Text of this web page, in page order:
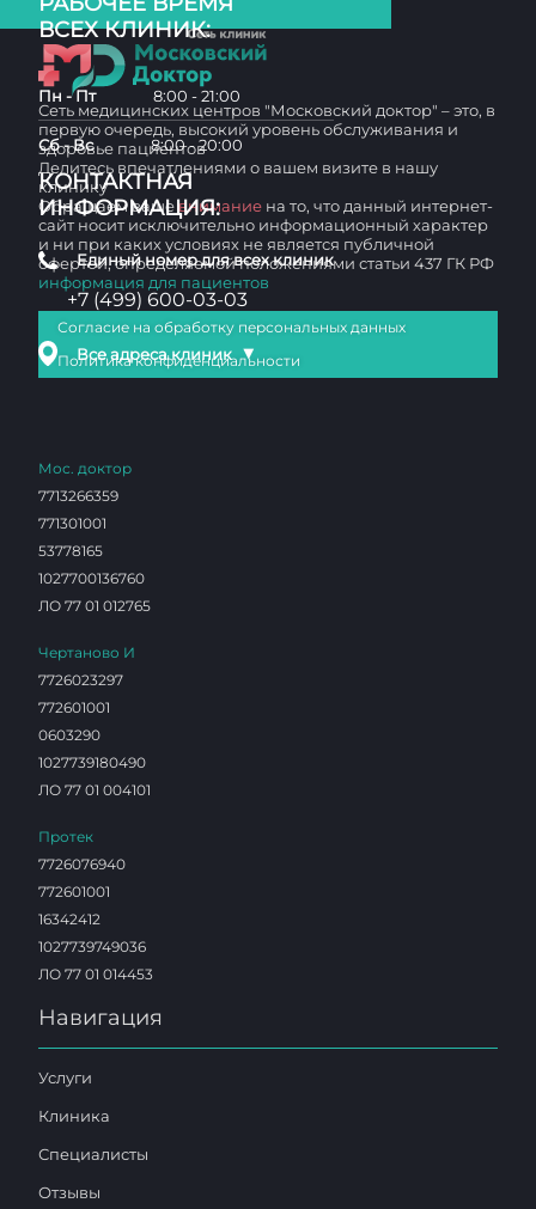
ВСЕХ КЛИНИК:
Пн - Пт 8:00 - 21:00
Сб - Вс 8:00 - 20:00
КОНТАКТНАЯ
ИНФОРМАЦИЯ:
Единый номер для всех клиник
+7 (499) 600-03-03
Все адреса клиник ▼
Сеть медицинских центров "Московский доктор" – это, в
первую очередь, высокий уровень обслуживания и
здоровье пациентов
Делитесь впечатлениями о вашем визите в нашу
клинику
Обращаем вашевнимание на то, что данный интернет-
сайт носит исключительно информационный характер
и ни при каких условиях не является публичной
офертой, определяемой положениями статьи 437 ГК РФ
информация для пациентов
Согласие на обработку персональных данных
Политика конфиденциальности
Мос. доктор
7713266359
771301001
53778165
1027700136760
ЛО 77 01 012765
Чертаново И
7726023297
772601001
0603290
1027739180490
ЛО 77 01 004101
Протек
7726076940
772601001
16342412
1027739749036
ЛО 77 01 014453
Навигация
Услуги
Клиника
Специалисты
Отзывы